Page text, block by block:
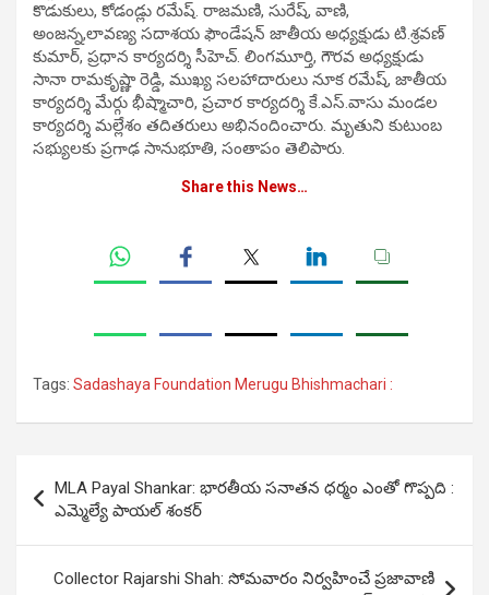
కొడుకులు, కోడండ్లు రమేష్. రాజమణి, సురేష్, వాణి,
అంజన్న,లావణ్య సదాశయ ఫౌండేషన్ జాతీయ అధ్యక్షుడు టి.శ్రవణ్
కుమార్, ప్రధాన కార్యదర్శి సీహెచ్. లింగమూర్తి, గౌరవ అధ్యక్షుడు
సానా రామకృష్ణా రెడ్డి, ముఖ్య సలహాదారులు నూక రమేష్, జాతీయ
కార్యదర్శి మేర్గు భీష్మాచారి, ప్రచార కార్యదర్శి కే.ఎస్.వాసు మండల
కార్యదర్శి మల్లేశం తదితరులు అభినందించారు. మృతుని కుటుంబ
సభ్యులకు ప్రగాఢ సానుభూతి, సంతాపం తెలిపారు.
Share this News…
Tags: Sadashaya Foundation Merugu Bhishmachari :
navigation
MLA Payal Shankar: భారతీయ సనాతన ధర్మం ఎంతో గొప్ప‌ది :
ఎమ్మెల్యే పాయల్ శంకర్
Collector Rajarshi Shah: సోమవారం నిర్వహించే ప్రజావాణి